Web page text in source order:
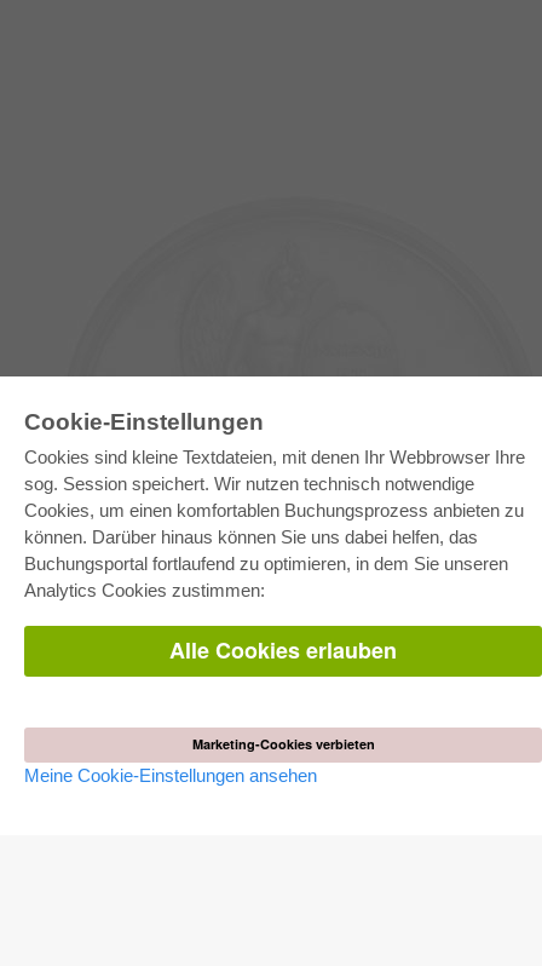
Cookie-Einstellungen
Cookies sind kleine Textdateien, mit denen Ihr Webbrowser Ihre
sog. Session speichert. Wir nutzen technisch notwendige
Cookies, um einen komfortablen Buchungsprozess anbieten zu
können. Darüber hinaus können Sie uns dabei helfen, das
Buchungsportal fortlaufend zu optimieren, in dem Sie unseren
Analytics Cookies zustimmen:
Alle Cookies erlauben
Marketing-Cookies verbieten
Meine Cookie-Einstellungen ansehen
E-COLLECTION
Gesamtpaket
Fachbereichspakete
Pick & Choose
Bereitstellung von E-Books
Häufig gestellte Fragen (FAQ)
Alle Autoren
AUTOR WERDEN